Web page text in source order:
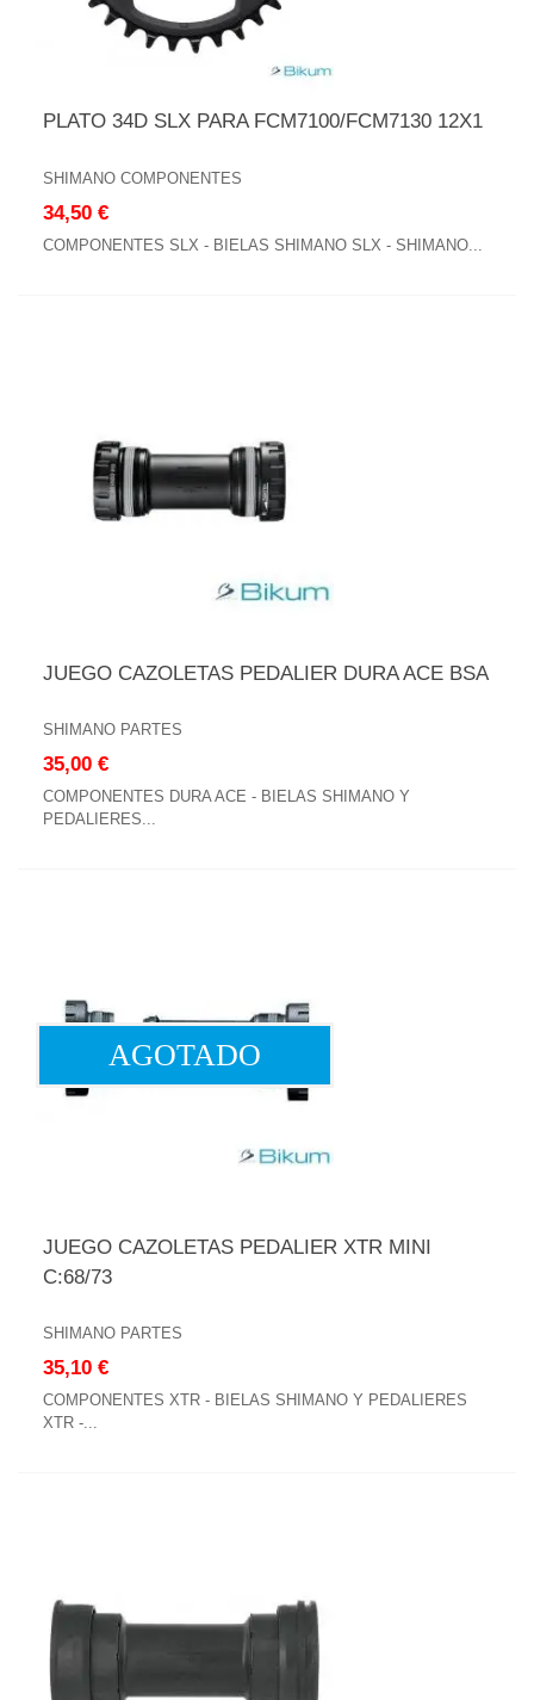
PLATO 34D SLX PARA FCM7100/FCM7130 12X1
SHIMANO COMPONENTES
34,50 €
COMPONENTES SLX - BIELAS SHIMANO SLX - SHIMANO...
JUEGO CAZOLETAS PEDALIER DURA ACE BSA
SHIMANO PARTES
35,00 €
COMPONENTES DURA ACE - BIELAS SHIMANO Y
PEDALIERES...
AGOTADO
JUEGO CAZOLETAS PEDALIER XTR MINI
C:68/73
SHIMANO PARTES
35,10 €
COMPONENTES XTR - BIELAS SHIMANO Y PEDALIERES
XTR -...